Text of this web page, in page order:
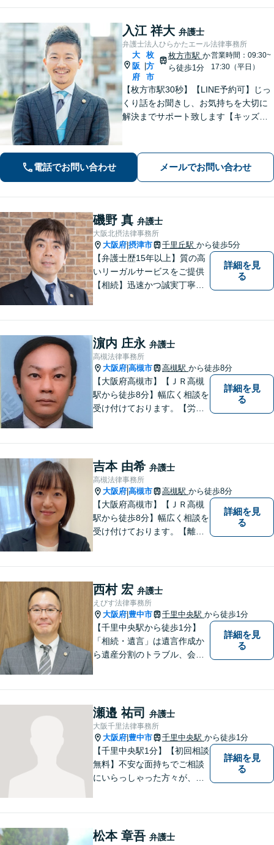
入江 祥大 弁護士
弁護士法人ひらかたエール法律事務所
大
阪
府
枚
方
市
枚方市駅 か
ら徒歩1分
営業時間：09:30~
17:30（平日）
【枚方市駅30秒】【LINE予約可】じっ
くり話をお聞きし、お気持ちを大切に
解決までサポート致します【キッズス
で平日夜間面談可】
電話でお問い合わせ メールでお問い合わせ
磯野 真 弁護士
大阪北摂法律事務所
大阪府 摂津市 千里丘駅 から徒歩5分
【弁護士歴15年以上】質の高
いリーガルサービスをご提供
【相続】迅速かつ誠実丁寧な
作成／企業間トラブル／問題
社員の対応など。顧問契約も
可【オンライン面談】【千里
丘駅5分】
詳細を見
る
濵内 庄永 弁護士
高槻法律事務所
大阪府 高槻市 高槻駅 から徒歩8分
【大阪府高槻市】【ＪＲ高槻
駅から徒歩8分】幅広く相談を
受け付けております。【労働
【成年後見】など将来の不安
の予防まで。
詳細を見
る
吉本 由希 弁護士
高槻法律事務所
大阪府 高槻市 高槻駅 から徒歩8分
【大阪府高槻市】【ＪＲ高槻
駅から徒歩8分】幅広く相談を
受け付けております。【離
ど将来の不安の予防まで。
詳細を見
る
西村 宏 弁護士
えびす法律事務所
大阪府 豊中市 千里中央駅 から徒歩1分
【千里中央駅から徒歩1分】
「相続・遺言」は遺言作成か
ら遺産分割のトラブル、会社
【初回相談30分無料】
詳細を見
る
瀬邉 祐司 弁護士
大阪千里法律事務所
大阪府 豊中市 千里中央駅 から徒歩1分
【千里中央駅1分】【初回相談
無料】不安な面持ちでご相談
にいらっしゃった方々が、少
善の法的手段を選択し、終局
詳細を見
る
松本 章吾 弁護士